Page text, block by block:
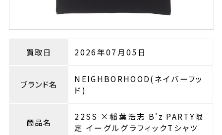
買取日 2026年07月05日
ブランド名
NEIGHBORHOOD(ネイバーフッ
ド)
商品名
22SS ×稲葉浩志 B'z PARTY限
定 イーグルグラフィックTシャツ